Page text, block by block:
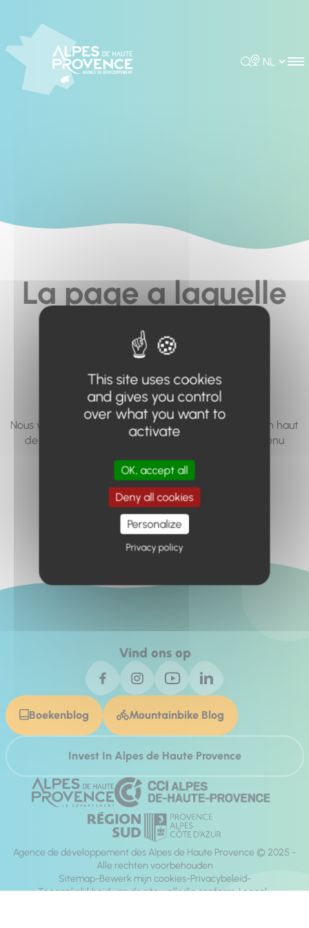
Rechercher
Choisir la
La page a laquelle
vous cherchez à
accéder n'existe
pas... ou plus.
Nous vous invitons à utiliser le moteur de recherche en haut
de page, ou à utiliser le menu pour trouver le contenu
Retour à l'accueil
Vind ons op
Boekenblog Mountainbike Blog
Invest In Alpes de Haute Provence
Agence de développement des Alpes de Haute Provence © 2025 -
Alle rechten voorbehouden
Sitemap Bewerk mijn cookies Privacybeleid
Toegankelijkheid van de site: volledig conform Legaal
This site uses cookies
and gives you control
over what you want to
activate
OK, accept all
Deny all cookies
Personalize
Privacy policy